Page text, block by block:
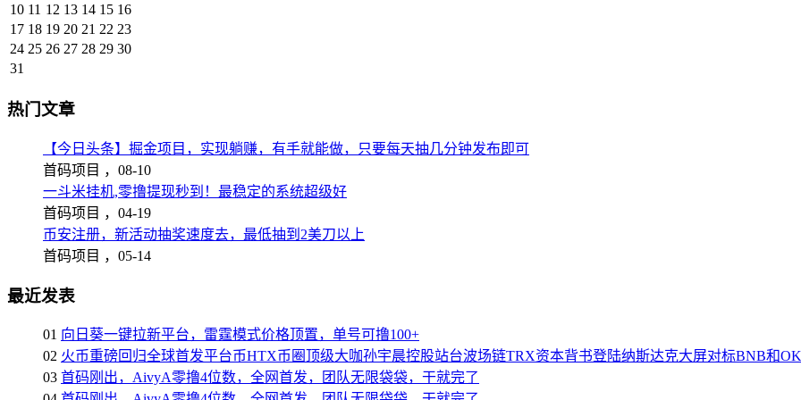
10 11 12 13 14 15 16
17 18 19 20 21 22 23
24 25 26 27 28 29 30
31
热门文章
【今日头条】掘金项目，实现躺赚，有手就能做，只要每天抽几分钟发布即可
首码项目 ， 08-10
一斗米挂机,零撸提现秒到！最稳定的系统超级好
首码项目 ， 04-19
币安注册，新活动抽奖速度去，最低抽到2美刀以上
首码项目 ， 05-14
最近发表
01 向日葵一键拉新平台，雷霆模式价格顶置，单号可撸100+
02 火币重磅回归全球首发平台币HTX币圈顶级大咖孙宇晨控股站台波场链TRX资本背书登陆纳斯达克大屏对标BNB和
03 首码刚出，AivyA零撸4位数，全网首发，团队无限袋袋，干就完了